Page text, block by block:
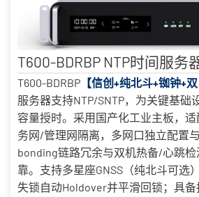
T600-BDRBP NTP时间服务
T600-BDRBP 【信创+纯北斗+铷钟+双
服务器支持NTP/SNTP，为关键基础
容量授时。采用国产化工业主板，适
务网/管理网隔离，多网口独立配置
bonding链路冗余与双机热备/心跳
靠。支持多星座GNSS（纯北斗可选
失锁自动Holdover并平滑回锁；具